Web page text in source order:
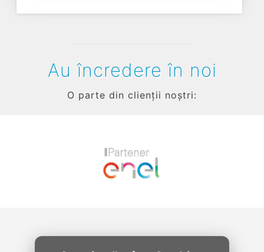
Au încredere în noi
O parte din clienții noștri: